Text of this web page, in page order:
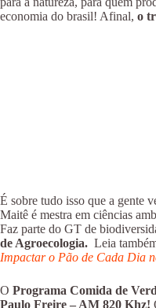
economia do brasil! Afinal, o
É sobre tudo isso que a gente
Maitê é mestra em ciências
Faz parte do GT de
de Agroecologia. Leia
Impactar o Pão de Cada Dia
O Programa Comida de
Paulo Freire – AM 820 Khz!